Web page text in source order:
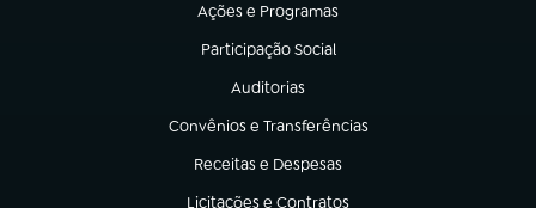
Ações e Programas
(abre em nova aba)
Participação Social
(abre em nova aba)
Auditorias
(abre em nova aba)
Convênios e Transferências
(abre em nova aba)
Receitas e Despesas
(abre em nova aba)
Licitações e Contratos